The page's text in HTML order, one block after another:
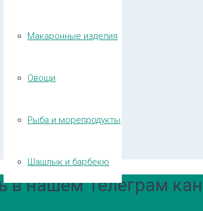
Макаронные изделия
Овощи
Рыба и морепродукты
Шашлык и барбекю
в нашем Телеграм